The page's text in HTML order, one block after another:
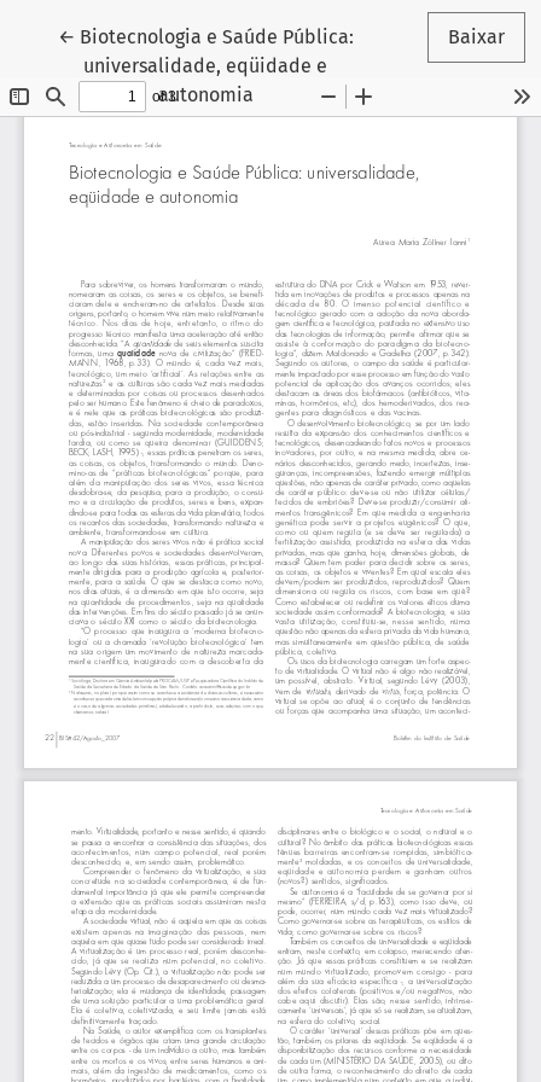
← Voltar aos Detalhes do Artigo
Biotecnologia e Saúde Pública:
universalidade, eqüidade e
autonomia
Baixar